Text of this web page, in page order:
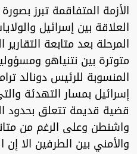
الأزمة المتفاقمة تبرز
العلاقة بين إسرائيل
المرحلة بعد متابعة
متوترة بين نتنياهو
المنسوبة للرئيس دونالد
إسرائيل بمسار التهدئة
قضية قديمة تتعلق بحدود
واشنطن وعلى الرغم من
والأمني بين الطرفين الا